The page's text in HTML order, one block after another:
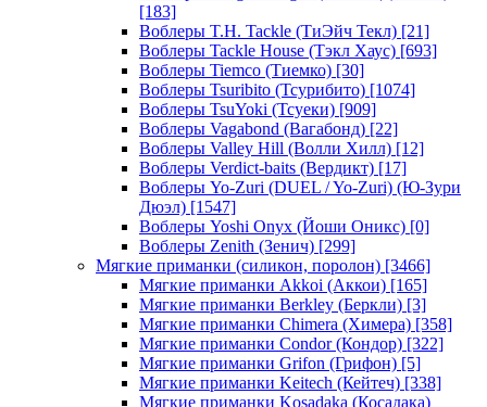
[183]
Воблеры T.H. Tackle (ТиЭйч Текл) [21]
Воблеры Tackle House (Тэкл Хаус) [693]
Воблеры Tiemco (Тиемко) [30]
Воблеры Tsuribito (Тсурибито) [1074]
Воблеры TsuYoki (Тсуеки) [909]
Воблеры Vagabond (Вагабонд) [22]
Воблеры Valley Hill (Волли Хилл) [12]
Воблеры Verdict-baits (Вердикт) [17]
Воблеры Yo-Zuri (DUEL / Yo-Zuri) (Ю-Зури
Дюэл) [1547]
Воблеры Yoshi Onyx (Йоши Оникс) [0]
Воблеры Zenith (Зенич) [299]
Мягкие приманки (силикон, поролон) [3466]
Мягкие приманки Akkoi (Аккои) [165]
Мягкие приманки Berkley (Беркли) [3]
Мягкие приманки Chimera (Химера) [358]
Мягкие приманки Condor (Кондор) [322]
Мягкие приманки Grifon (Грифон) [5]
Мягкие приманки Keitech (Кейтеч) [338]
Мягкие приманки Kosadaka (Косадака)